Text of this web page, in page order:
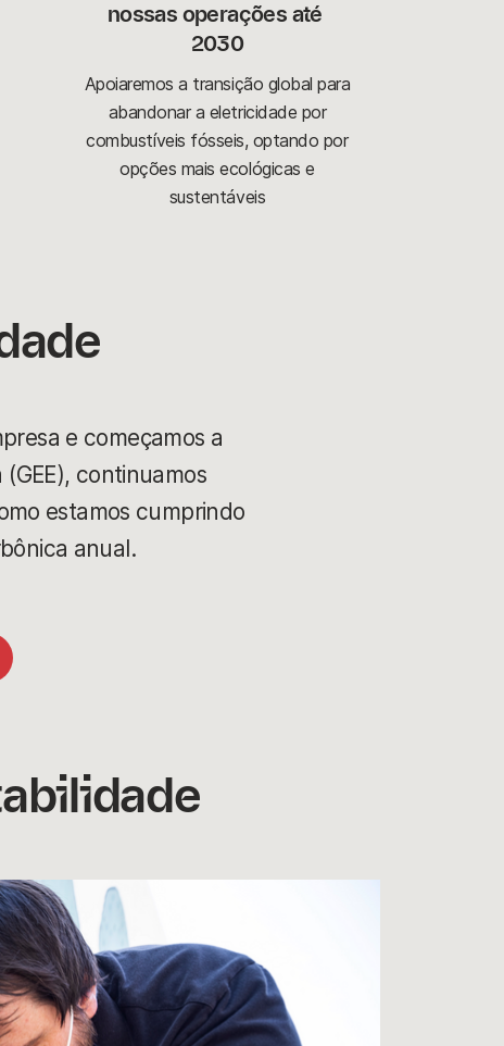
nossas operações até
2030
Apoiaremos a transição global para
abandonar a eletricidade por
combustíveis fósseis, optando por
opções mais ecológicas e
sustentáveis
e começamos a
continuamos
estamos cumprindo
anual.